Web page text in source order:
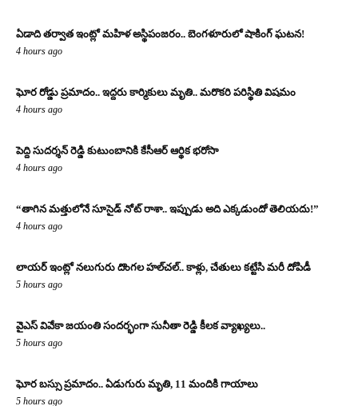
ఏడాది తర్వాత ఇంట్లో మహిళ అస్థిపంజరం.. బెంగళూరులో షాకింగ్ ఘటన!
4 hours ago
ఘోర రోడ్డు ప్రమాదం.. ఇద్దరు కార్మికులు మృతి.. మరొకరి పరిస్థితి విషమం
4 hours ago
పెద్ది సుదర్శన్ రెడ్డి కుటుంబానికి కేసీఆర్ ఆర్థిక భరోసా
4 hours ago
“తాగిన మత్తులోనే సూసైడ్ నోట్ రాశా.. ఇప్పుడు అది ఎక్కడుందో తెలియదు!”
4 hours ago
లాయర్ ఇంట్లో నలుగురు దొంగల హల్‌చల్.. కాళ్లు, చేతులు కట్టేసి మరీ దోపిడీ
5 hours ago
వైఎస్ వివేకా జయంతి సందర్భంగా సునీతా రెడ్డి కీలక వ్యాఖ్యలు..
5 hours ago
ఘోర బస్సు ప్రమాదం.. ఏడుగురు మృతి, 11 మందికి గాయాలు
5 hours ago